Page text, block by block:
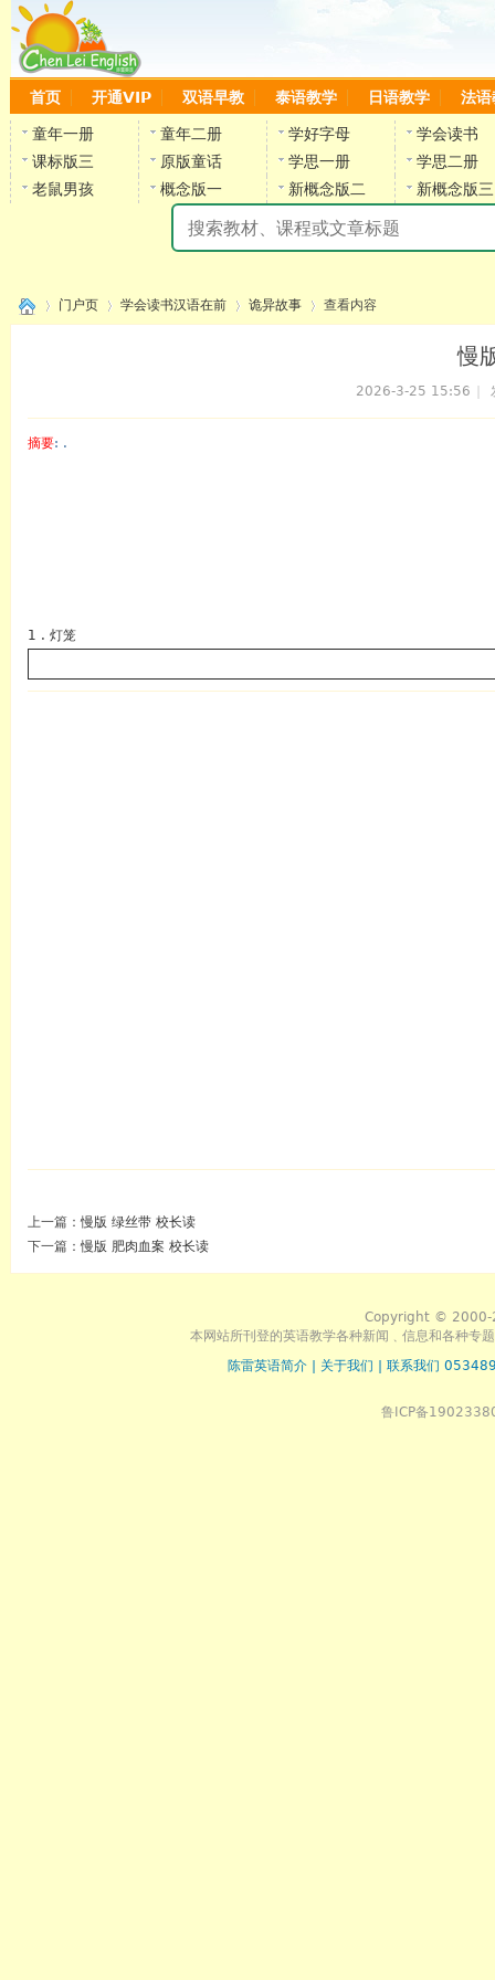
首页 开通VIP 双语早教 泰语教学 日语教学 法语
童年一册 童年二册 学好字母
学会读书
课标版三
原版童话 学思一册
学思二册
老鼠男孩
概念版一 新概念版二 新概念版三
门户页 学会读书汉语在前 诡异故事 查看内容
慢
2026-3-25 15:56
摘要: .
1 . 灯笼
上一篇：慢版 绿丝带 校长读
下一篇：慢版 肥肉血案 校长读
Copyright © 2000-
本网站所刊登的英语教学各种新闻﹑信息和各种专
陈雷英语简介
关于我们 联系我们
鲁ICP备